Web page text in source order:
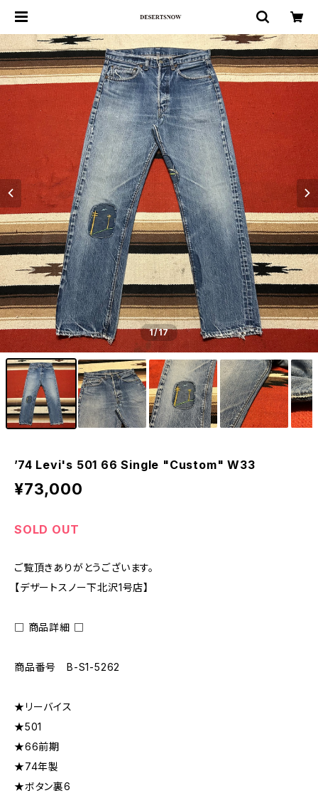
1/17
’74 Levi's 501 66 Single "Custom" W33
¥73,000
SOLD OUT
ご覧頂きありがとうございます。
【デザートスノー下北沢1号店】
□ 商品詳細 □
商品番号 B-S1-5262
★リーバイス
★501
★66前期
★74年製
★ボタン裏6